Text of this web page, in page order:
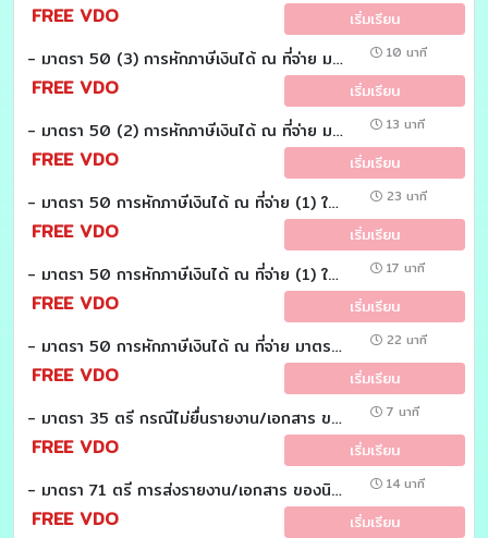
FREE VDO เริ่มเรียน
- มาตรา 50 (3) การหักภาษีเงินได้ ณ ที่จ่าย มาตรา 50 (3) : (วันละมาตรา) 10 นาที
FREE VDO เริ่มเรียน
- มาตรา 50 (2) การหักภาษีเงินได้ ณ ที่จ่าย มาตรา 50 (2) : (วันละมาตรา) 13 นาที
FREE VDO เริ่มเรียน
- มาตรา 50 การหักภาษีเงินได้ ณ ที่จ่าย (1) ในกรณีเงินได้พึงประเมินตามมาตรา 40 (1) และ (2) (วรรคสาม และวรรคสี่) : (วันละมาตรา) 23 นาที
FREE VDO เริ่มเรียน
- มาตรา 50 การหักภาษีเงินได้ ณ ที่จ่าย (1) ในกรณีเงินได้พึงประเมินตามมาตรา 40 (1) และ (2) (วรรคหนึ่ง และวรรคสอง) : (วันละมาตรา) 17 นาที
FREE VDO เริ่มเรียน
- มาตรา 50 การหักภาษีเงินได้ ณ ที่จ่าย มาตรา 3 เตรส การกำหนดให้หักภาษี ณ ที่จ่าย ในกรณีจำเป็น : (วันละมาตรา) 22 นาที
FREE VDO เริ่มเรียน
- มาตรา 35 ตรี กรณีไม่ยื่นรายงาน/เอกสาร ของนิติบุคคลที่มีความสัมพันธ์กัน หรือยื่นไม่ถูกต้อง 7 นาที
FREE VDO เริ่มเรียน
- มาตรา 71 ตรี การส่งรายงาน/เอกสาร ของนิติบุคคลที่มีความสัมพันธ์กัน วรรคสอง : (วันละมาตรา) 14 นาที
FREE VDO เริ่มเรียน